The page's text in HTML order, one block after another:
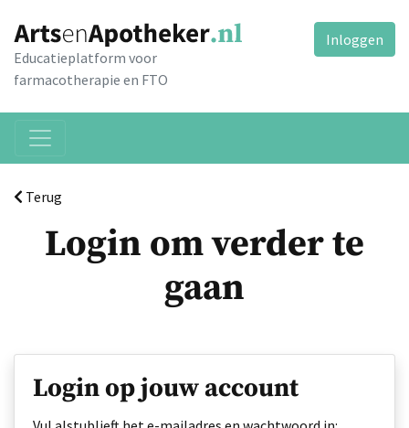
Educatieplatform voor
farmacotherapie en FTO
Inloggen
Terug
Login om verder te
gaan
Login op jouw account